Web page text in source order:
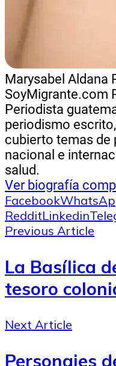
Marysabel Aldana
SoyMigrante.com
Periodista
periodismo
cubierto temas de
nacional e
salud.
Ver biografía
Facebook
RedditLinkedin
Previous Article
La Basílica
tesoro
Next Article
Personajes